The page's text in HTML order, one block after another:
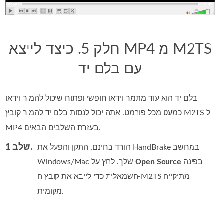
חלק 5. כיצד לייצא MP4 מ M2TS
עם בלם יד
בלם יד הוא עוד מתמר וידאו חופשי ופתוח שיכול להמיר וידאו
כמעט מכל פורמט. אתה יכול לנסות בלם יד להמיר קובץ M2TS ל
MP4 בעזרת השלבים הבאים.
שלב 1.
הורד בחינם, התקן והפעל את HandBrake במחשב
Windows/Mac שלך. לחץ עלOpen Source
השמאלית כדי לייבא את קובץ ה‑M2TS מתיקייה
מקומית.